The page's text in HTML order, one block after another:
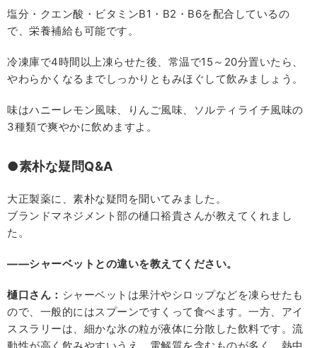
塩分・クエン酸・ビタミンB1・B2・B6を配合しているの
で、栄養補給も可能です。
冷凍庫で4時間以上凍らせた後、常温で15～20分置いたら、
やわらかくなるまでしっかりともみほぐして飲みましょう。
味はハニーレモン風味、りんご風味、ソルティライチ風味の
3種類で爽やかに飲めますよ。
●素朴な疑問Q&A
大正製薬に、素朴な疑問を聞いてみました。
ブランドマネジメント部の樋口裕貴さんが教えてくれまし
た。
――シャーベットとの違いを教えてください。
樋口さん： シャーベットは果汁やシロップなどを凍らせたも
ので、一般的にはスプーンですくって食べます。一方、アイ
ススラリーは、細かな氷の粒が液体に分散した飲料です。流